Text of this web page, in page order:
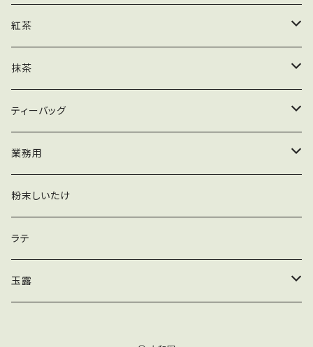
業務用
粉末
ティーバッグ
業務用
粉末
茶葉
ティーバッグ
業務用
粉末
紅茶
茶葉
ティーバッグ
抹茶
木箱
加工用
ティーバッグ
緑茶ティーバッグ
玄米茶ティーバッグ
かりがねほうじ茶ティーバッグ
黒豆入りかりがねほうじ茶ティーバッグ
業務用
抹茶
ほうじ茶
煎茶
粉末しいたけ
ラテ
玉露